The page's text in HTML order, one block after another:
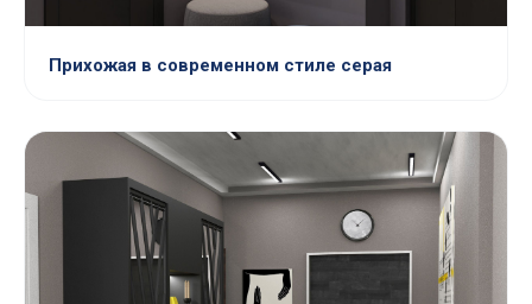
Прихожая в современном стиле серая